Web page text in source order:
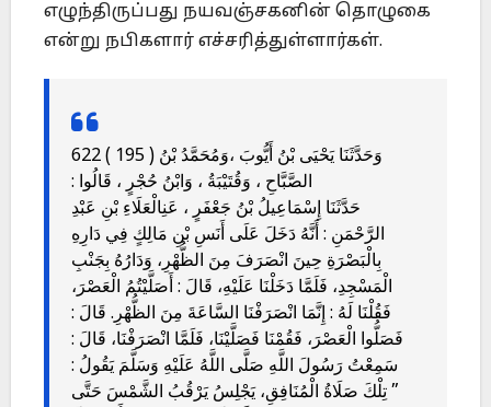
எழுந்திருப்பது நயவஞ்சகனின் தொழுகை
என்று நபிகளார் எச்சரித்துள்ளார்கள்.
622 ( 195 ) وَحَدَّثَنَا يَحْيَى بْنُ أَيُّوبَ ،وَمُحَمَّدُ بْنُ
الصَّبَّاحِ ، وَقُتَيْبَةُ ، وَابْنُ حُجْرٍ ، قَالُوا :
حَدَّثَنَا إِسْمَاعِيلُ بْنُ جَعْفَرٍ ، عَنِالْعَلَاءِ بْنِ عَبْدِ
الرَّحْمَنِ : أَنَّهُ دَخَلَ عَلَى أَنَسِ بْنِ مَالِكٍ فِي دَارِهِ
بِالْبَصْرَةِ حِينَ انْصَرَفَ مِنَ الظُّهْرِ، وَدَارُهُ بِجَنْبِ
الْمَسْجِدِ، فَلَمَّا دَخَلْنَا عَلَيْهِ، قَالَ : أَصَلَّيْتُمُ الْعَصْرَ،
فَقُلْنَا لَهُ : إِنَّمَا انْصَرَفْنَا السَّاعَةَ مِنَ الظُّهْرِ. قَالَ :
فَصَلُّوا الْعَصْرَ، فَقُمْنَا فَصَلَّيْنَا، فَلَمَّا انْصَرَفْنَا، قَالَ :
سَمِعْتُ رَسُولَ اللَّهِ صَلَّى اللَّهُ عَلَيْهِ وَسَلَّمَ يَقُولُ :
” تِلْكَ صَلَاةُ الْمُنَافِقِ، يَجْلِسُ يَرْقُبُ الشَّمْسَ حَتَّى